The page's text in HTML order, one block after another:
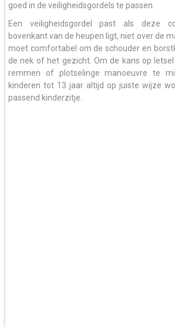
goed in de veiligheidsgordels te passen.
Een veiligheidsgordel past als deze
bovenkant van de heupen ligt, niet over de
moet comfortabel om de schouder en
de nek of het gezicht. Om de kans op
remmen of plotselinge manoeuvre te
kinderen tot 13 jaar altijd op juiste wijze
passend kinderzitje.